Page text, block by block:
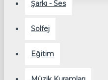
Şarkı - Ses
Solfej
Eğitim